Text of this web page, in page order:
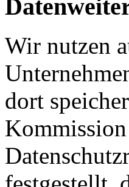
Wir nutzen
dort
Kommission